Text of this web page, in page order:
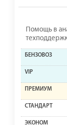
Помощь в